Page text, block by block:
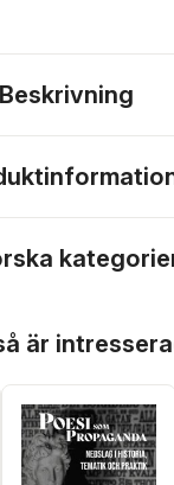
Beskrivning
är